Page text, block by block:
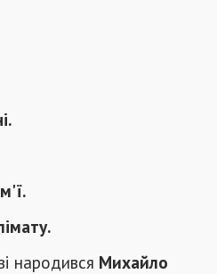
народився Михайло